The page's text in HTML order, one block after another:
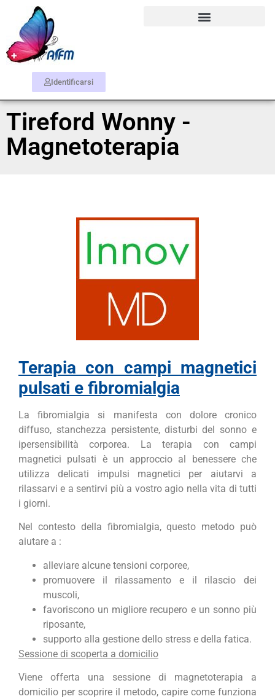
Identificarsi
Tireford Wonny -
Magnetoterapia
Terapia con campi magnetici
pulsati e fibromialgia
La fibromialgia si manifesta con dolore cronico
diffuso, stanchezza persistente, disturbi del sonno e
ipersensibilità corporea. La terapia con campi
magnetici pulsati è un approccio al benessere che
utilizza delicati impulsi magnetici per aiutarvi a
rilassarvi e a sentirvi più a vostro agio nella vita di tutti
i giorni.
Nel contesto della fibromialgia, questo metodo può
aiutare a :
alleviare alcune tensioni corporee,
promuovere il rilassamento e il rilascio dei
muscoli,
favoriscono un migliore recupero e un sonno più
riposante,
supporto alla gestione dello stress e della fatica.
Sessione di scoperta a domicilio
Viene offerta una sessione di magnetoterapia a
domicilio per scoprire il metodo, capire come funziona